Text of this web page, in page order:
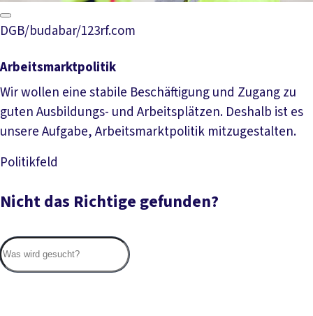
DGB/budabar/123rf.com
Arbeitsmarktpolitik
Wir wollen eine stabile Beschäftigung und Zugang zu
guten Ausbildungs- und Arbeitsplätzen. Deshalb ist es
unsere Aufgabe, Arbeitsmarktpolitik mitzugestalten.
Politikfeld
Mehr lesen
Nicht das Richtige gefunden?